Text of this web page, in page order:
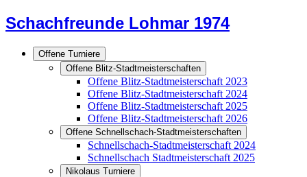
Schachfreunde Lohmar 1974
Offene Turniere
Offene Blitz-Stadtmeisterschaften
Offene Blitz-Stadtmeisterschaft 2023
Offene Blitz-Stadtmeisterschaft 2024
Offene Blitz-Stadtmeisterschaft 2025
Offene Blitz-Stadtmeisterschaft 2026
Offene Schnellschach-Stadtmeisterschaften
Schnellschach-Stadtmeisterschaft 2024
Schnellschach Stadtmeisterschaft 2025
Nikolaus Turniere